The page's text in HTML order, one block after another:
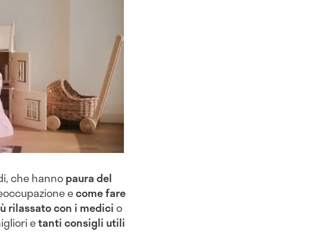
che hannopaura del
ecome fare
rilassato con i medicio
etanti consigli utili